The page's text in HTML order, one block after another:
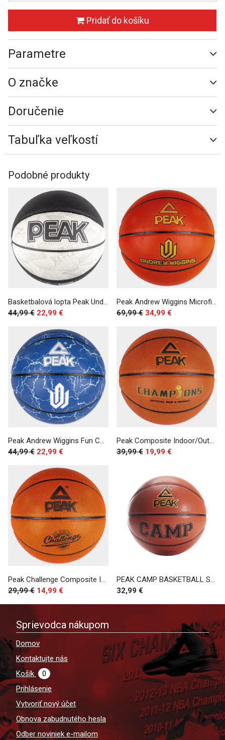
Pridať do košíku
Parametre
O značke
Doručenie
Tabuľka veľkostí
Podobné produkty
Basketbalová lopta Peak Underground Basketball Sz.7 Black/White
44,99 € 22,99 €
Peak Andrew Wiggins Microfiber Indoor Basketball 1 Sz. 7 Brown
69,99 € 34,99 €
Peak Andrew Wiggins Fun Composite Indoor/Outdoor Basketball Sz. 7 Navy
44,99 € 22,99 €
Peak Composite Indoor/Outdoor Basketball Sz. 7 Brown
39,99 € 19,99 €
Peak Challenge Composite Indoor/Outdoor Basketball Sz. 7 Brown
29,99 € 14,99 €
PEAK CAMP BASKETBALL SZ. 6
32,99 €
Sprievodca nákupom
Domov
Kontaktujte nás
Košík
0
Prihlásenie
Vytvoriť nový účet
Obnova zabudnutého hesla
Odber noviniek e-mailom